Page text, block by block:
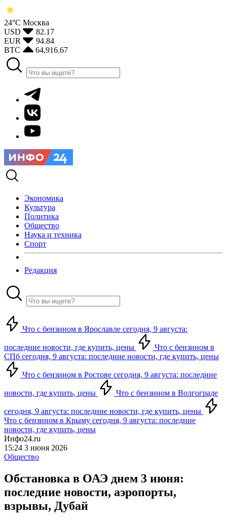
24°С Москва
USD
82.17
EUR
94.84
BTC
64,916.67
Экономика
Культура
Политика
Общество
Наука и техника
Спорт
Редакция
Что с бензином в Ярославле сегодня, 9 августа:
последние новости, где купить, цены
Что с бензином в
СПб сегодня, 9 августа: последние новости, где купить, цены
Что с бензином в Ростове сегодня, 9 августа: последние
новости, где купить, цены Что с бензином в Волгограде
сегодня, 9 августа: последние новости, где купить, цены
Что с бензином в Крыму сегодня, 9 августа: последние
новости, где купить, цены
Инфо24.ru
15:24 3 июня 2026
Общество
Обстановка в ОАЭ днем 3 июня:
последние новости, аэропорты,
взрывы, Дубай